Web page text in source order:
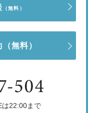
（無料）
（無料）
22:00まで